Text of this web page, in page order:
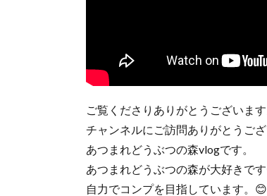
ご覧くださりありがとうございます
チャンネルにご訪問ありがとうござ
あつまれどうぶつの森vlogです。
あつまれどうぶつの森が大好きで
自力でコンプを目指しています。😊